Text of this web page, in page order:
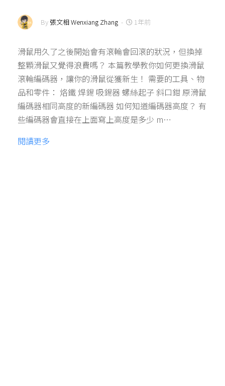
By張文相 Wenxiang Zhang - 1年前
滑鼠用久了之後開始會有滾輪會回滾的狀況，但換掉
整顆滑鼠又覺得浪費嗎？ 本篇教學教你如何更換滑鼠
滾輪編碼器，讓你的滑鼠從獲新生！ 需要的工具、物
品和零件： 烙鐵 焊錫 吸錫器 螺絲起子 斜口鉗 原滑鼠
編碼器相同高度的新編碼器 如何知道編碼器高度？ 有
些編碼器會直接在上面寫上高度是多少 m…
閱讀更多